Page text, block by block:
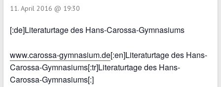
11. April 2016 @ 19:30
[:de]Literaturtage des Hans-Carossa-Gymnasiums
www.carossa-gymnasium.de[:en]Literaturtage des Hans-
Carossa-Gymnasiums[:tr]Literaturtage des Hans-
Carossa-Gymnasiums[:]